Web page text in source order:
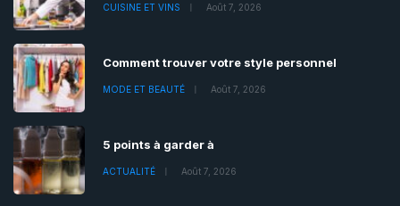
CUISINE ET VINS Août 7, 2026
Comment trouver votre style personnel
MODE ET BEAUTÉ Août 7, 2026
5 points à garder à
ACTUALITÉ Août 7, 2026